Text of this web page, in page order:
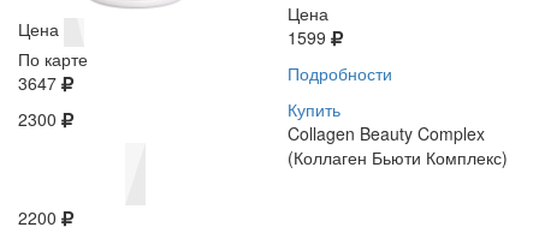
Цена
По карте
3647
2300
2200
Цена
1599
Подробности
Купить
Collagen Beauty Complex
(Коллаген Бьюти Комплекс)